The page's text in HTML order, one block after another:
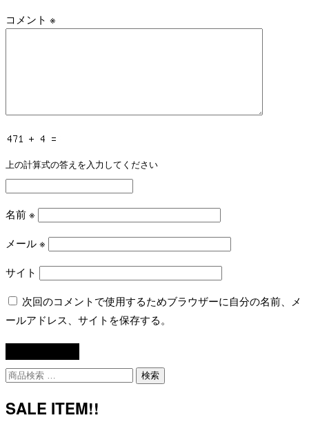
コメント ※
上の計算式の答えを入力してください
名前※
メール※
サイト
次回のコメントで使用するためブラウザーに自分の名前、メ
ールアドレス、サイトを保存する。
検
索
対
象:
検索
SALE ITEM!!